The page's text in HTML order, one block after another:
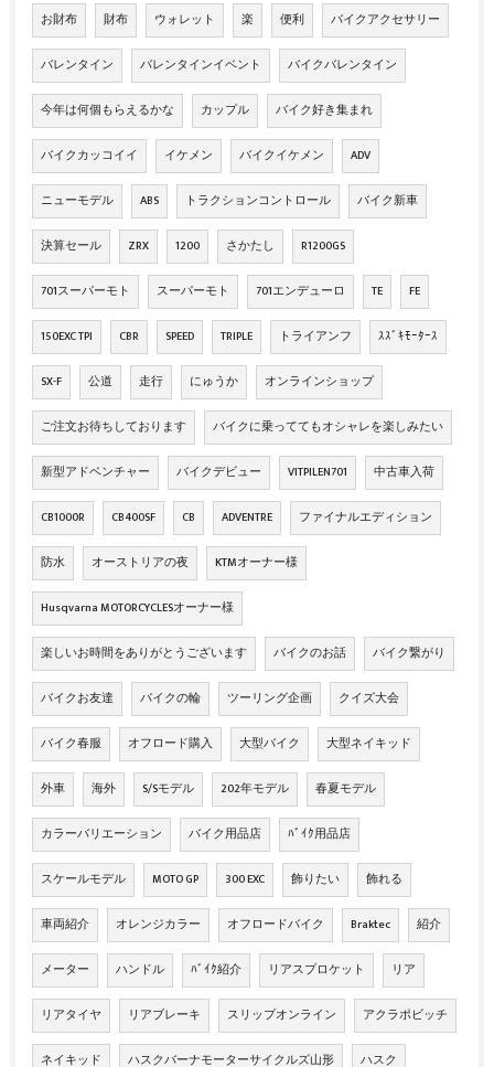
お財布 財布 ウォレット 楽 便利 バイクアクセサリー
バレンタイン バレンタインイベント バイクバレンタイン
今年は何個もらえるかな カップル バイク好き集まれ
バイクカッコイイ イケメン バイクイケメン ADV
ニューモデル ABS トラクションコントロール バイク新車
決算セール ZRX 1200 さかたし R1200GS
701スーパーモト スーパーモト 701エンデューロ TE FE
150EXC TPI CBR SPEED TRIPLE トライアンフ ｽｽﾞｷﾓｰﾀｰｽ
SX-F 公道 走行 にゅうか オンラインショップ
ご注文お待ちしております バイクに乗っててもオシャレを楽しみたい
新型アドベンチャー バイクデビュー VITPILEN701 中古車入荷
CB1000R CB400SF CB ADVENTRE ファイナルエディション
防水 オーストリアの夜 KTMオーナー様
Husqvarna MOTORCYCLESオーナー様
楽しいお時間をありがとうございます バイクのお話 バイク繋がり
バイクお友達 バイクの輪 ツーリング企画 クイズ大会
バイク春服 オフロード購入 大型バイク 大型ネイキッド
外車 海外 S/Sモデル 202年モデル 春夏モデル
カラーバリエーション バイク用品店 ﾊﾞｲｸ用品店
スケールモデル MOTO GP 300 EXC 飾りたい 飾れる
車両紹介 オレンジカラー オフロードバイク Braktec 紹介
メーター ハンドル ﾊﾞｲｸ紹介 リアスプロケット リア
リアタイヤ リアブレーキ スリップオンライン アクラポビッチ
ネイキッド ハスクバーナモーターサイクルズ山形 ハスク